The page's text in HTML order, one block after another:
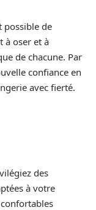
possible de
à oser et à
de chacune. Par
confiance en
avec fierté.
des
à votre